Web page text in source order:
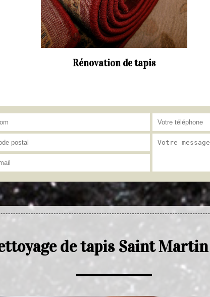
Rénovation de tapis
de tapis Saint